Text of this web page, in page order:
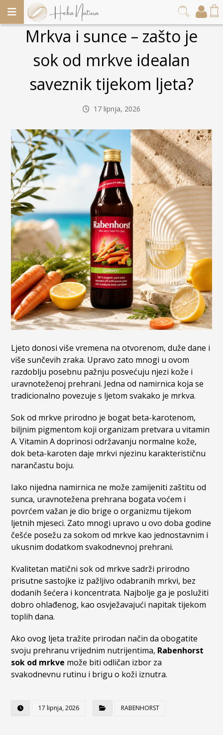
Mrkva i sunce – zašto je
sok od mrkve idealan
saveznik tijekom ljeta?
17 lipnja, 2026
Ljeto donosi više vremena na otvorenom, duže dane i
više sunčevih zraka. Upravo zato mnogi u ovom
razdoblju posebnu pažnju posvećuju njezi kože i
uravnoteženoj prehrani. Jedna od namirnica koja se
tradicionalno povezuje s ljetom svakako je mrkva.
Sok od mrkve prirodno je bogat beta-karotenom,
biljnim pigmentom koji organizam pretvara u vitamin
A. Vitamin A doprinosi održavanju normalne kože,
dok beta-karoten daje mrkvi njezinu karakterističnu
narančastu boju.
Iako nijedna namirnica ne može zamijeniti zaštitu od
sunca, uravnotežena prehrana bogata voćem i
povrćem važan je dio brige o organizmu tijekom
ljetnih mjeseci. Zato mnogi upravo u ovo doba godine
češće posežu za sokom od mrkve kao jednostavnim i
ukusnim dodatkom svakodnevnoj prehrani.
Kvalitetan matični sok od mrkve sadrži prirodno
prisutne sastojke iz pažljivo odabranih mrkvi, bez
dodanih šećera i koncentrata. Najbolje ga je poslužiti
dobro ohlađenog, kao osvježavajući napitak tijekom
toplih dana.
Ako ovog ljeta tražite prirodan način da obogatite
svoju prehranu vrijednim nutrijentima, Rabenhorst
sok od mrkve može biti odličan izbor za
svakodnevnu rutinu i brigu o koži iznutra.
17 lipnja, 2026 RABENHORST